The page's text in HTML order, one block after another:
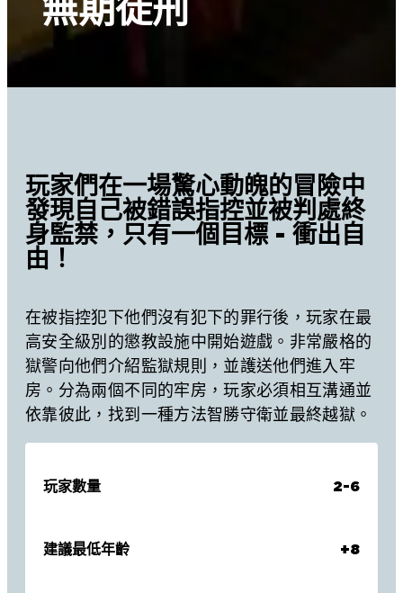
無期徒刑
玩家們在一場驚心動魄的冒險中
發現自己被錯誤指控並被判處終
身監禁，只有一個目標 - 衝出自
由！
在被指控犯下他們沒有犯下的罪行後，玩家在最
高安全級別的懲教設施中開始遊戲。非常嚴格的
獄警向他們介紹監獄規則，並護送他們進入牢
房。分為兩個不同的牢房，玩家必須相互溝通並
依靠彼此，找到一種方法智勝守衛並最終越獄。
玩家數量 2-6
建議最低年齡 +8